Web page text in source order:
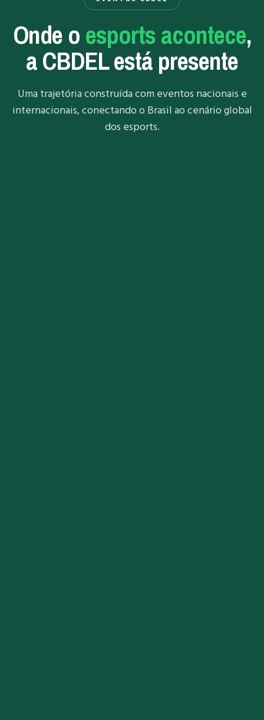
Onde oesports acontece,
a CBDEL está presente
Uma trajetória construída com eventos nacionais e
internacionais, conectando o Brasil ao cenário global
dos esports.